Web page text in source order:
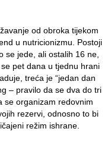
od obroka tijekom
u nutricionizmu. Postoji
se jede, ali ostalih 16 ne,
pet dana u tjednu hrani
treća je “jedan dan
– pravilo da se dva do tri
se organizam redovnim
rezervi, odnosno to bi
režim ishrane.